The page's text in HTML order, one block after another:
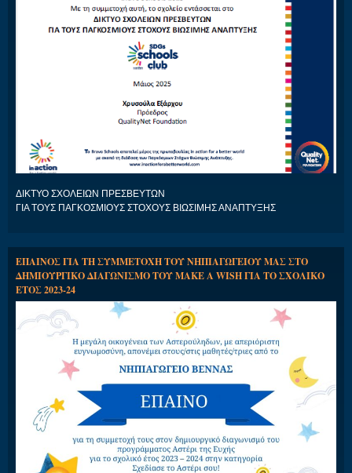
ΔΙΚΤΥΟ ΣΧΟΛΕΙΩΝ ΠΡΕΣΒΕΥΤΩΝ
ΓΙΑ ΤΟΥΣ ΠΑΓΚΟΣΜΙΟΥΣ ΣΤΟΧΟΥΣ ΒΙΩΣΙΜΗΣ ΑΝΑΠΤΥΞΗΣ
ΕΠΑΙΝΟΣ ΓΙΑ ΤΗ ΣΥΜΜΕΤΟΧΗ ΤΟΥ ΝΗΠΙΑΓΩΓΕΙΟΥ ΜΑΣ ΣΤΟ
ΔΗΜΙΟΥΡΓΙΚΟ ΔΙΑΓΩΝΙΣΜΟ ΤΟΥ MAKE A WISH ΓΙΑ ΤΟ ΣΧΟΛΙΚΟ
ΕΤΟΣ 2023-24